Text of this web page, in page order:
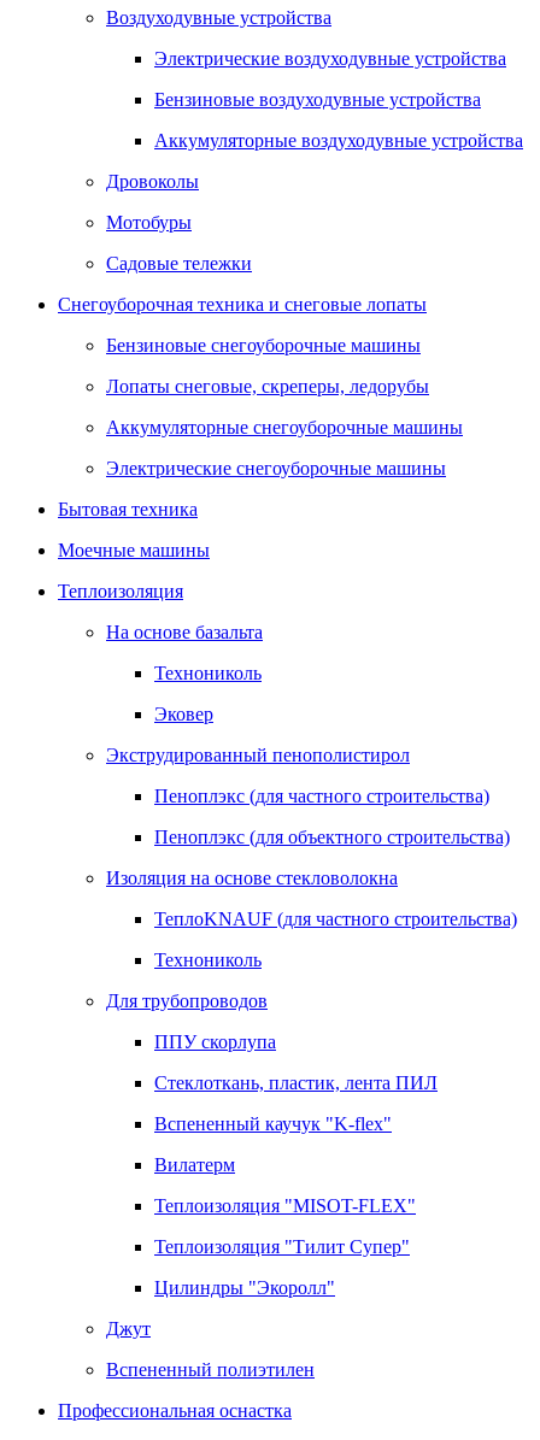
Воздуходувные устройства
Электрические воздуходувные устройства
Бензиновые воздуходувные устройства
Аккумуляторные воздуходувные устройства
Дровоколы
Мотобуры
Садовые тележки
Снегоуборочная техника и снеговые лопаты
Бензиновые снегоуборочные машины
Лопаты снеговые, скреперы, ледорубы
Аккумуляторные снегоуборочные машины
Электрические снегоуборочные машины
Бытовая техника
Моечные машины
Теплоизоляция
На основе базальта
Технониколь
Эковер
Экструдированный пенополистирол
Пеноплэкс (для частного строительства)
Пеноплэкс (для объектного строительства)
Изоляция на основе стекловолокна
ТеплоKNAUF (для частного строительства)
Технониколь
Для трубопроводов
ППУ скорлупа
Стеклоткань, пластик, лента ПИЛ
Вспененный каучук "K-flex"
Вилатерм
Теплоизоляция "MISOT-FLEX"
Теплоизоляция "Тилит Супер"
Цилиндры "Экоролл"
Джут
Вспененный полиэтилен
Профессиональная оснастка